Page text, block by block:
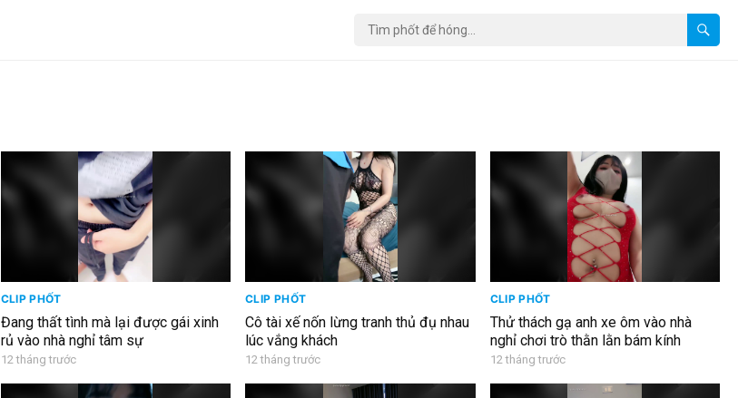
CLIP PHỐT
Đang thất tình mà lại được gái xinh
rủ vào nhà nghỉ tâm sự
12 tháng trước
CLIP PHỐT
Cô tài xế nốn lừng tranh thủ đụ nhau
lúc vắng khách
12 tháng trước
CLIP PHỐT
Thử thách gạ anh xe ôm vào nhà
nghỉ chơi trò thằn lằn bám kính
12 tháng trước